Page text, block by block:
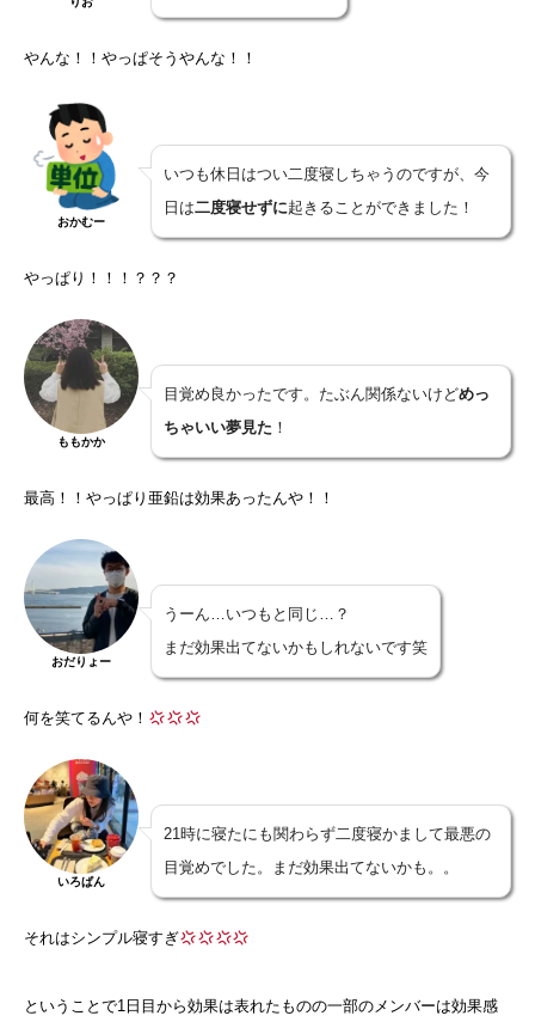
やんな！！やっぱそうやんな！！
おかむー
いつも休日はつい二度寝しちゃうのですが、今
日は二度寝せずに起きることができました！
やっぱり！！！？？？
ももかか
目覚め良かったです。たぶん関係ないけどめっ
ちゃいい夢見た ！
最高！！やっぱり亜鉛は効果あったんや！！
おだりょー
うーん…いつもと同じ…？
まだ効果出てないかもしれないです笑
何を笑てるんや！
いろぱん
21時に寝たにも関わらず二度寝かまして最悪の
目覚めでした。まだ効果出てないかも。。
それはシンプル寝すぎ
ということで1日目から効果は表れたものの一部のメンバーは効果感